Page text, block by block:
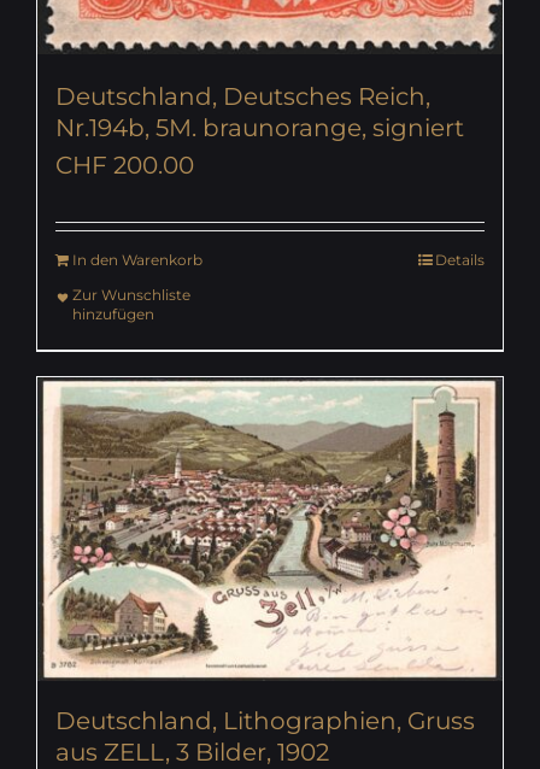
Deutschland, Deutsches Reich,
Nr.194b, 5M. braunorange, signiert
CHF 200.00
In den Warenkorb
Details
Zur Wunschliste
hinzufügen
Deutschland, Lithographien, Gruss
aus ZELL, 3 Bilder, 1902